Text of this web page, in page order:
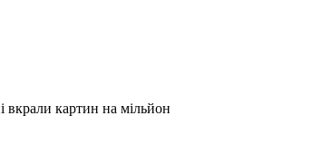
вкрали картин на мільйон